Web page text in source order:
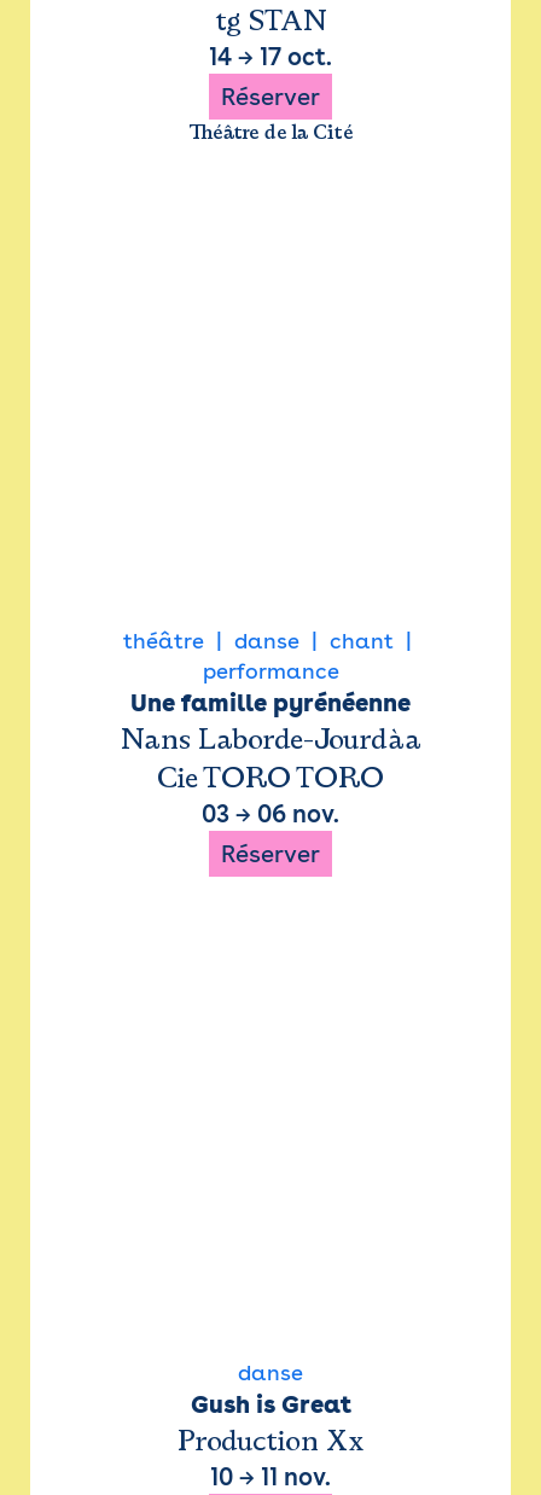
tg STAN
14 → 17 oct.
Réserver
Théâtre de la Cité
théâtre danse
chant
performance
Une famille pyrénéenne
Nans Laborde-Jourdàa
Cie TORO TORO
03 → 06 nov.
Réserver
danse
Gush is Great
Production Xx
10 → 11 nov.